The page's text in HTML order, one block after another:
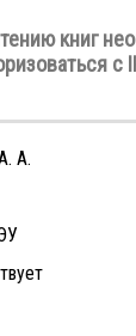
книг
с
А.